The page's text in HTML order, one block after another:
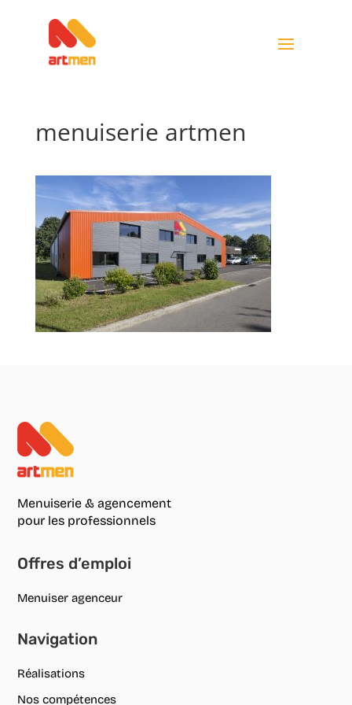
menuiserie artmen
Menuiserie & agencement
pour les professionnels
Offres d’emploi
Menuiser agenceur
Navigation
Réalisations
Nos compétences